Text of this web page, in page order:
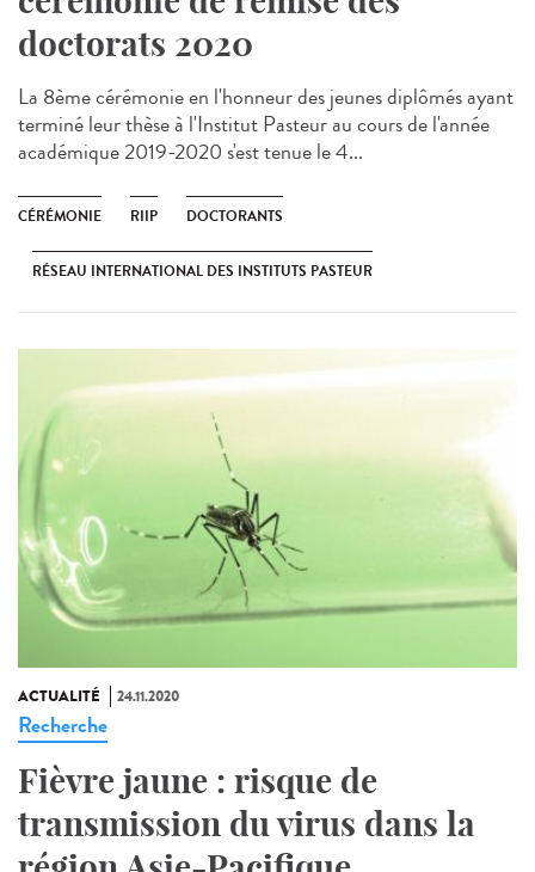
doctorats 2020
La 8ème cérémonie en l'honneur des jeunes diplômés ayant
terminé leur thèse à l'Institut Pasteur au cours de l'année
académique 2019-2020 s'est tenue le 4...
CÉRÉMONIE RIIP DOCTORANTS
RÉSEAU INTERNATIONAL DES INSTITUTS PASTEUR
ACTUALITÉ 24.11.2020
Recherche
Fièvre jaune : risque de
transmission du virus dans la